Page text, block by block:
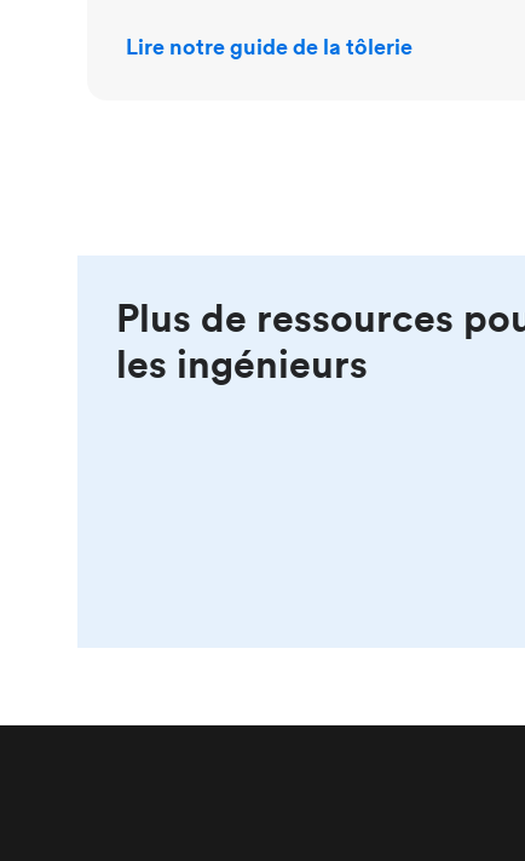
Lire notre guide de la tôlerie
Plus de ressources
les ingénieurs